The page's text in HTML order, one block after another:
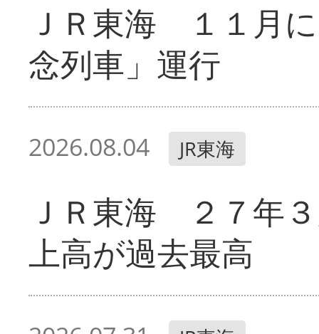
ＪＲ東海 １１月
念列車」運行
2026.08.04 JR東海
ＪＲ東海 ２７年
上高が過去最高